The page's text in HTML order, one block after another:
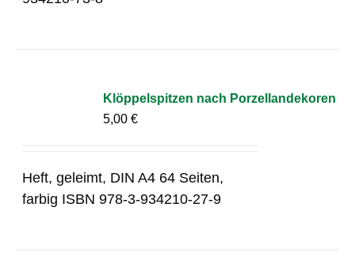
Klöppelspitzen nach Porzellandekoren
5,00€
Heft, geleimt, DIN A4 64 Seiten,
farbig ISBN 978-3-934210-27-9